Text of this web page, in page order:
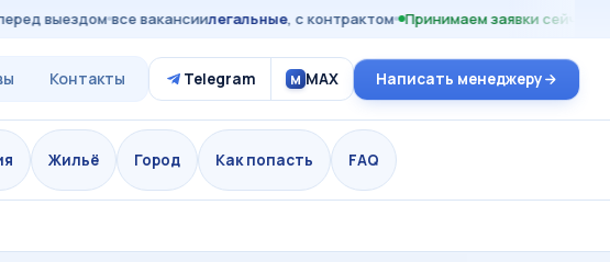
выездом все вакансиилегальные, с контрактом Принимаем заявки сейчас
Контакты Telegram M MAX Написать менеджеру
Жильё Город Как попасть FAQ